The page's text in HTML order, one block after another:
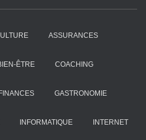
ASSURANCES
ÊTRE COACHING
FINANCES GASTRONOMIE
INFORMATIQUE INTERNET